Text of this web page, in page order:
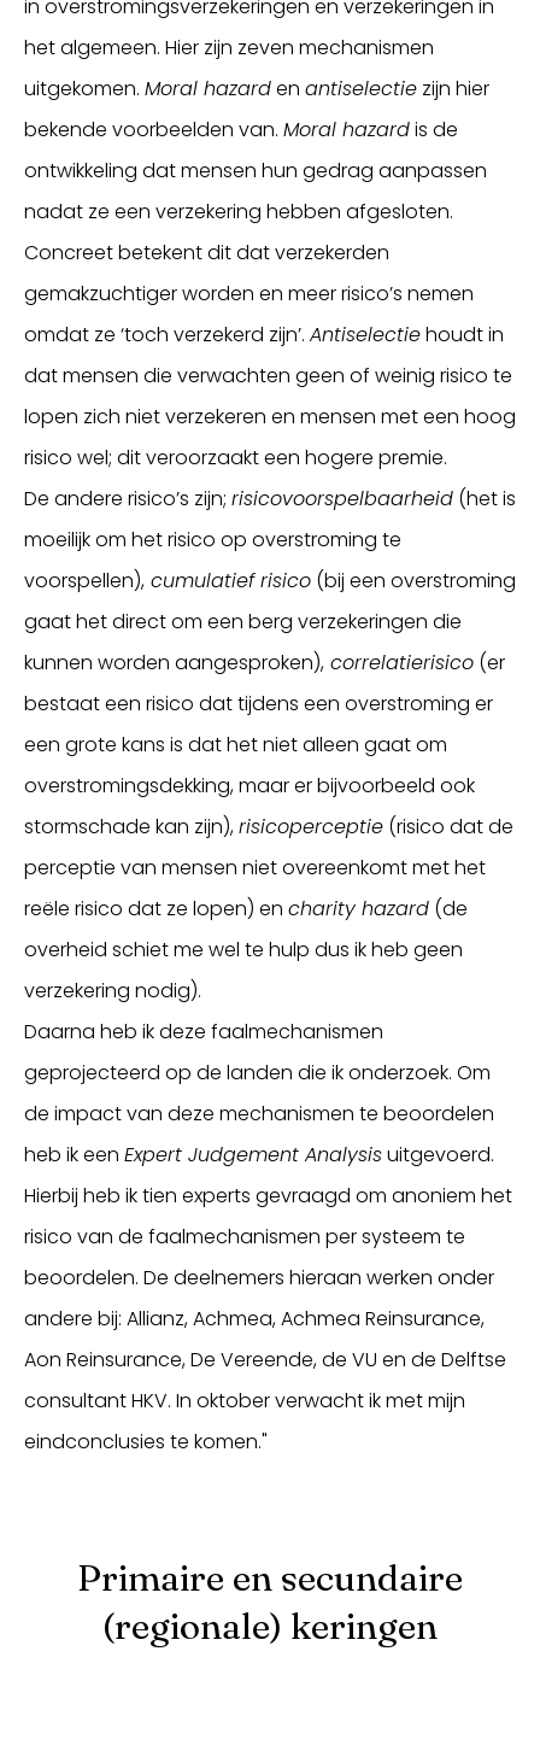
in overstromingsverzekeringen en verzekeringen in
het algemeen. Hier zijn zeven mechanismen
uitgekomen. Moral hazarden antiselectie zijn hier
bekende voorbeelden van. Moral hazardis de
ontwikkeling dat mensen hun gedrag aanpassen
nadat ze een verzekering hebben afgesloten.
Concreet betekent dit dat verzekerden
gemakzuchtiger worden en meer risico’s nemen
omdat ze ‘toch verzekerd zijn’. Antiselectiehoudt in
dat mensen die verwachten geen of weinig risico te
lopen zich niet verzekeren en mensen met een hoog
risico wel; dit veroorzaakt een hogere premie.
De andere risico’s zijn; risicovoorspelbaarheid (het is
moeilijk om het risico op overstroming te
voorspellen), cumulatief risico (bij een overstroming
gaat het direct om een berg verzekeringen die
kunnen worden aangesproken), correlatierisico (er
bestaat een risico dat tijdens een overstroming er
een grote kans is dat het niet alleen gaat om
overstromingsdekking, maar er bijvoorbeeld ook
stormschade kan zijn),risicoperceptie (risico dat de
perceptie van mensen niet overeenkomt met het
reële risico dat ze lopen) en charity hazard (de
overheid schiet me wel te hulp dus ik heb geen
verzekering nodig).
Daarna heb ik deze faalmechanismen
geprojecteerd op de landen die ik onderzoek. Om
de impact van deze mechanismen te beoordelen
heb ik een Expert Judgement Analysisuitgevoerd.
Hierbij heb ik tien experts gevraagd om anoniem het
risico van de faalmechanismen per systeem te
beoordelen. De deelnemers hieraan werken onder
andere bij: Allianz, Achmea, Achmea Reinsurance,
Aon Reinsurance, De Vereende, de VU en de Delftse
consultant HKV. In oktober verwacht ik met mijn
eindconclusies te komen."
Primaire en secundaire
(regionale) keringen